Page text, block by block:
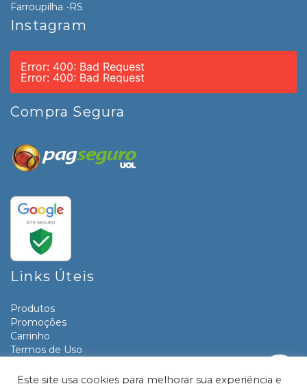
Farroupilha -RS
Instagram
Error: 400: Bad Request
Error: 400: Bad Request
Compra Segura
Links Úteis
Produtos
Promoções
Carrinho
Termos de Uso
Contato
Este site usa cookies para melhorar sua experiência e